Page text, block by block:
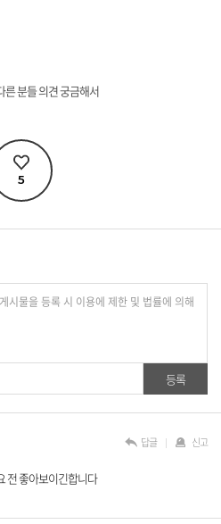
른 분들 의견 궁금해서
5
전 좋아보이긴합니다
답글 신고